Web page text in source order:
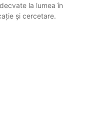
la lumea în
și cercetare.